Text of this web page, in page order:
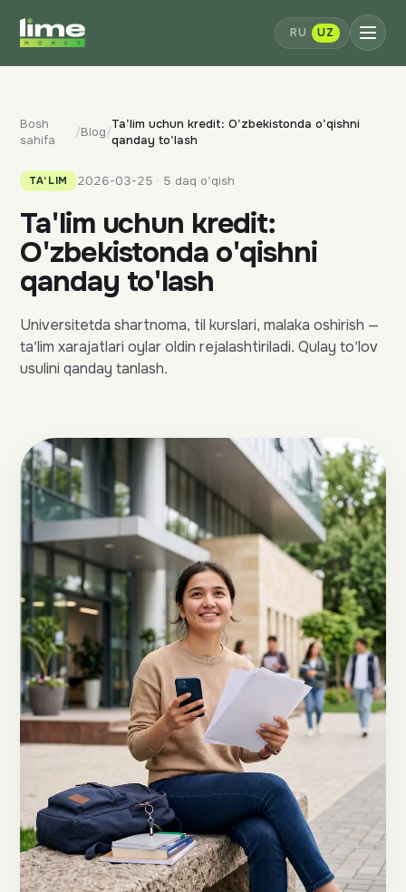
RU UZ
Bosh
sahifa
/Blog/
Ta'lim uchun kredit: O'zbekistonda o'qishni
qanday to'lash
TA'LIM 2026-03-25 · 5 daq o'qish
Ta'lim uchun kredit:
O'zbekistonda o'qishni
qanday to'lash
Universitetda shartnoma, til kurslari, malaka oshirish —
ta'lim xarajatlari oylar oldin rejalashtiriladi. Qulay to'lov
usulini qanday tanlash.